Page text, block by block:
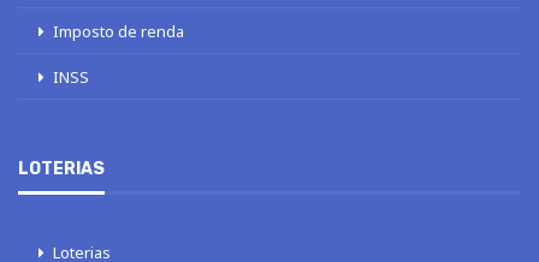
Imposto de renda
INSS
LOTERIAS
Loterias